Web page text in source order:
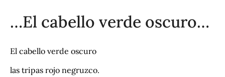
…El cabello verde oscuro…
El cabello verde oscuro
las tripas rojo negruzco.